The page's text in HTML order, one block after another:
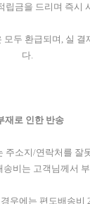
립금을 드리며 즉시
두 환급되며, 실 결
다.
재로 인한 반송
주소지/연락처를 잘
비는 고객님께서
우에는 편도배송비